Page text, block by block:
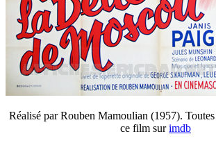
Réalisé par Rouben Mamoulian (1957).
ce film surimdb